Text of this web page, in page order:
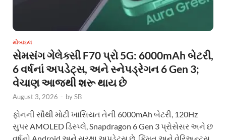
મોબાઇલ
સેમસંગ ગેલેક્સી F70 પ્રો 5G: 6000mAh બેટરી,
6 વર્ષનાં અપડેટ્સ, અને સ્નેપડ્રેગન 6 Gen 3;
વેચાણ આજથી શરૂ થાય છે
August 3, 2026 - bySB
ફોનની સૌથી મોટી ખાસિયત તેની 6000mAh બેટરી, 120Hz
સુપર AMOLED ડિસ્પ્લે, Snapdragon 6 Gen 3 પ્રોસેસર અને છ